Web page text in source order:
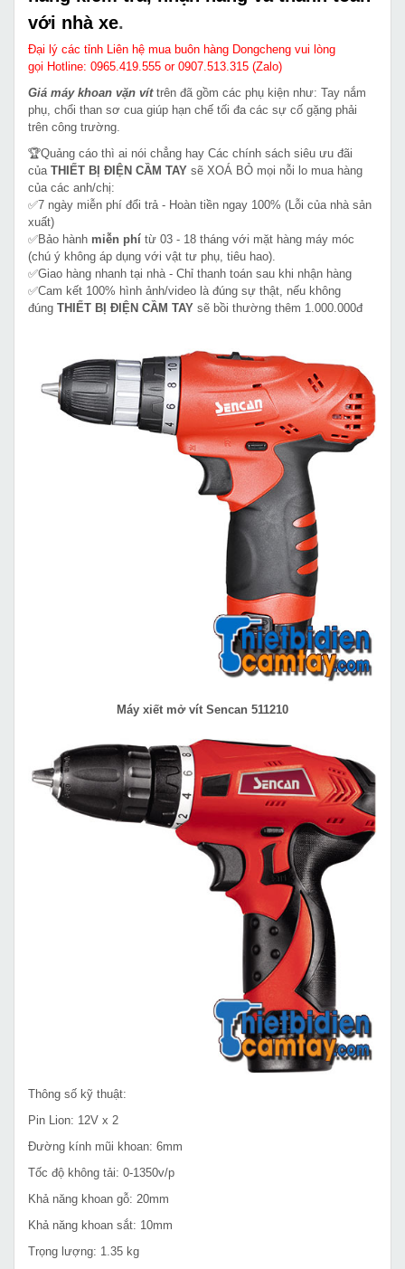
với nhà xe.
Đại lý các tỉnh Liên hệ mua buôn hàng Dongcheng vui lòng
gọi Hotline: 0965.419.555 or 0907.513.315 (Zalo)
Giá máy khoan vặn víttrên đã gồm các phụ kiện như: Tay nắm
phụ, chổi than sơ cua giúp hạn chế tối đa các sự cố gặng phải
trên công trường.
🏆Quảng cáo thì ai nói chẳng hay Các chính sách siêu ưu đãi
của THIẾT BỊ ĐIỆN CẦM TAY sẽ XOÁ BỎ mọi nỗi lo mua hàng
của các anh/chị:
✅7 ngày miễn phí đổi trả - Hoàn tiền ngay 100% (Lỗi của nhà sản
xuất)
✅Bảo hành miễn phí từ 03 - 18 tháng với mặt hàng máy móc
(chú ý không áp dụng với vật tư phụ, tiêu hao).
✅Giao hàng nhanh tại nhà - Chỉ thanh toán sau khi nhận hàng
✅Cam kết 100% hình ảnh/video là đúng sự thật, nếu không
đúng THIẾT BỊ ĐIỆN CẦM TAY sẽ bồi thường thêm 1.000.000đ
Máy xiết mở vít Sencan 511210
Thông số kỹ thuật:
Pin Lion: 12V x 2
Đường kính mũi khoan: 6mm
Tốc độ không tải: 0-1350v/p
Khả năng khoan gỗ: 20mm
Khả năng khoan sắt: 10mm
Trọng lượng: 1.35 kg